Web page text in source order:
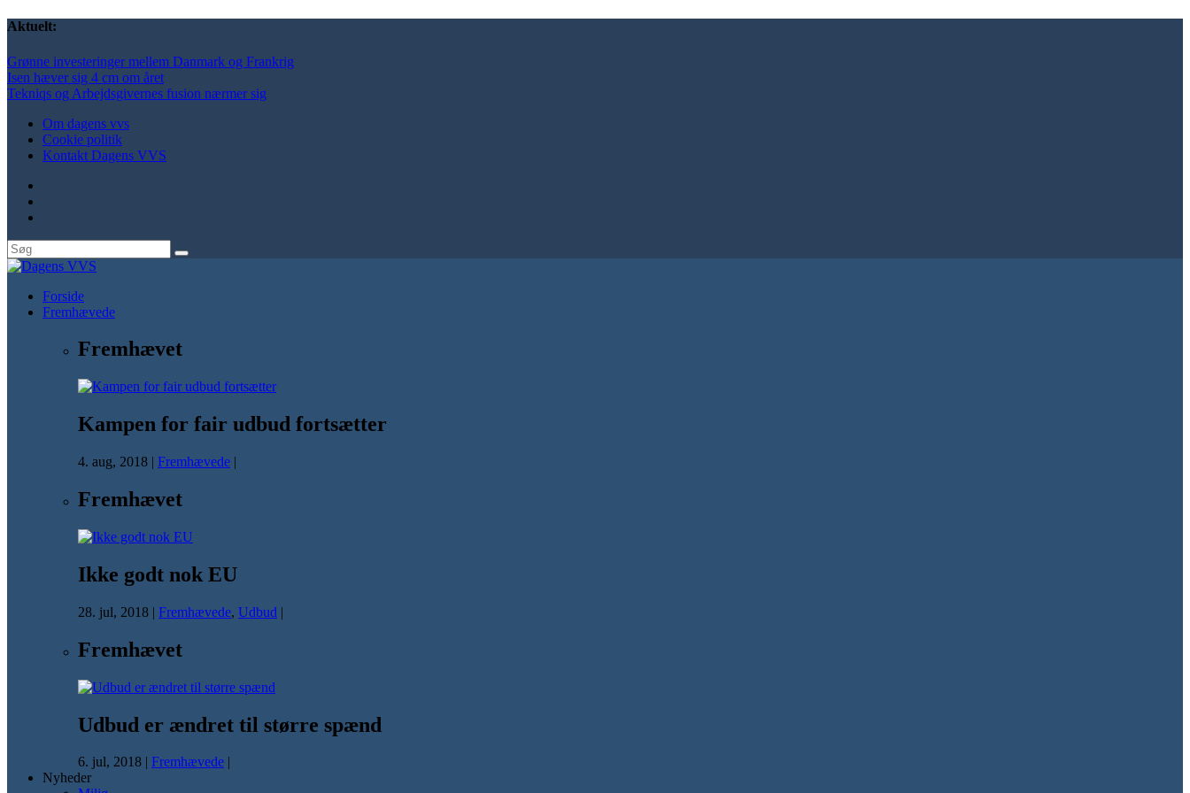
Aktuelt:
Grønne investeringer mellem Danmark og Frankrig
Isen hæver sig 4 cm om året
Tekniqs og Arbejdsgivernes fusion nærmer sig
Om dagens vvs
Cookie politik
Kontakt Dagens VVS
Forside
Fremhævede
Fremhævet
Kampen for fair udbud fortsætter
4. aug, 2018 | Fremhævede |
Fremhævet
Ikke godt nok EU
28. jul, 2018 | Fremhævede, Udbud |
Fremhævet
Udbud er ændret til større spænd
6. jul, 2018 | Fremhævede |
Nyheder